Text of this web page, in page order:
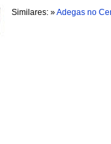
Similares: »Adegas no